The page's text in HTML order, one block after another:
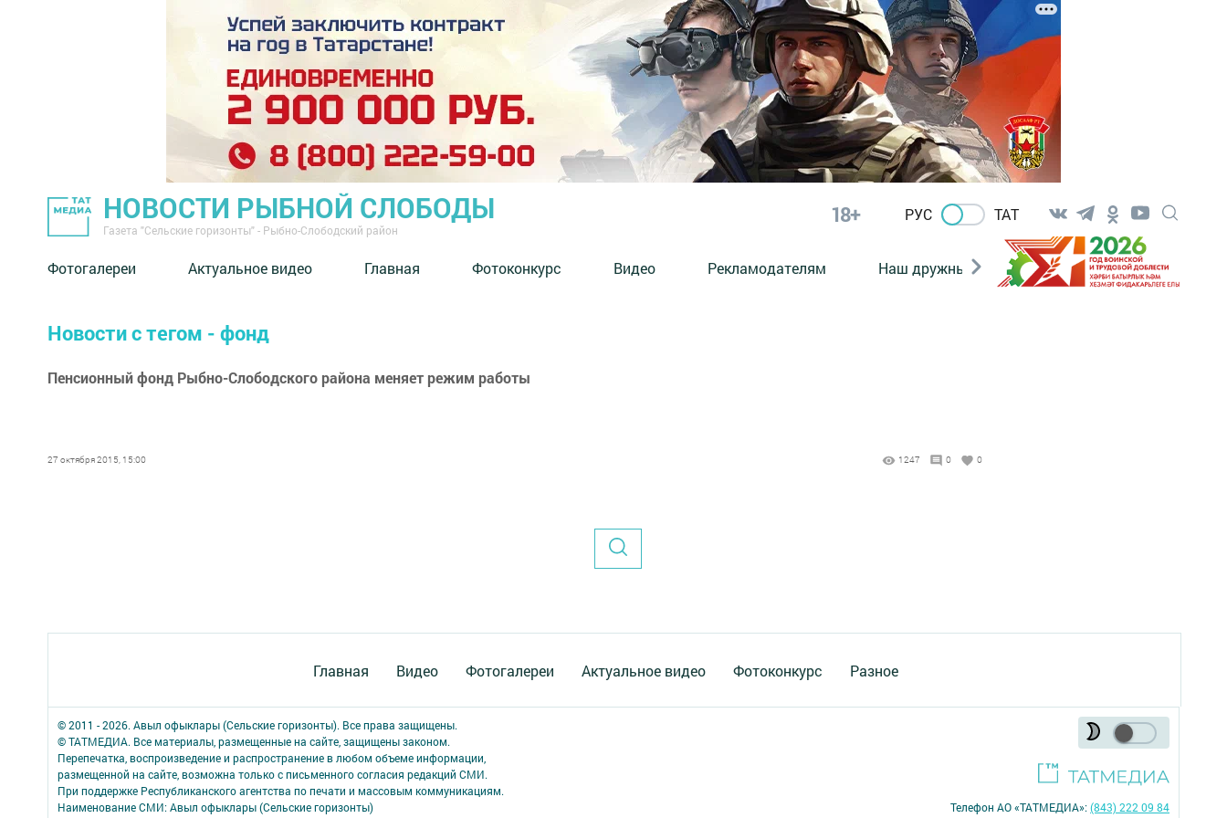
НОВОСТИ РЫБНОЙ СЛОБОДЫ
Газета "Сельские горизонты" - Рыбно-Слободский район
18+ РУС ТАТ
Фотогалереи Актуальное видео Главная Фотоконкурс Видео Рекламодателям Наш дружный коллектив Документы
Новости с тегом - фонд
Пенсионный фонд Рыбно-Слободского района меняет режим работы
27 октября 2015, 15:00 1247 0 0
Главная Видео Фотогалереи Актуальное видео Фотоконкурс Разное
© 2011 - 2026. Авыл офыклары (Сельские горизонты). Все права защищены.
© ТАТМЕДИА. Все материалы, размещенные на сайте, защищены законом.
Перепечатка, воспроизведение и распространение в любом объеме информации,
размещенной на сайте, возможна только с письменного согласия редакций СМИ.
При поддержке Республиканского агентства по печати и массовым коммуникациям.
Наименование СМИ: Авыл офыклары (Сельские горизонты)
Телефон АО «ТАТМЕДИА»:(843) 222 09 84